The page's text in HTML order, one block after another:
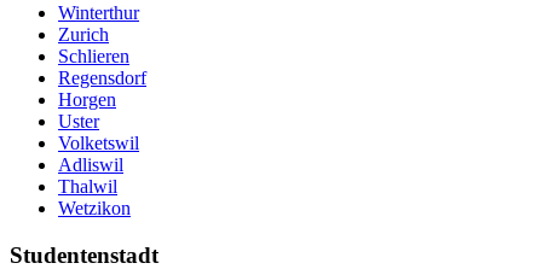
Winterthur
Zurich
Schlieren
Regensdorf
Horgen
Uster
Volketswil
Adliswil
Thalwil
Wetzikon
Studentenstadt